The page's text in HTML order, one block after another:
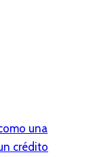
una
crédito